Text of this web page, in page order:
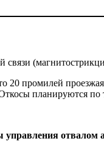
связи
20 промилей
планируются по
отвалом